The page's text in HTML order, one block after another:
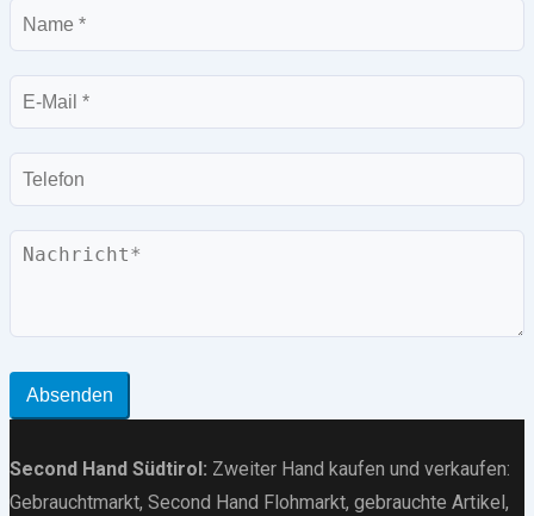
Name
E-
Mail
Telefon
Nachricht
Absenden
Second Hand Südtirol : Zweiter Hand kaufen und verkaufen:
Gebrauchtmarkt, Second Hand Flohmarkt, gebrauchte Artikel ,